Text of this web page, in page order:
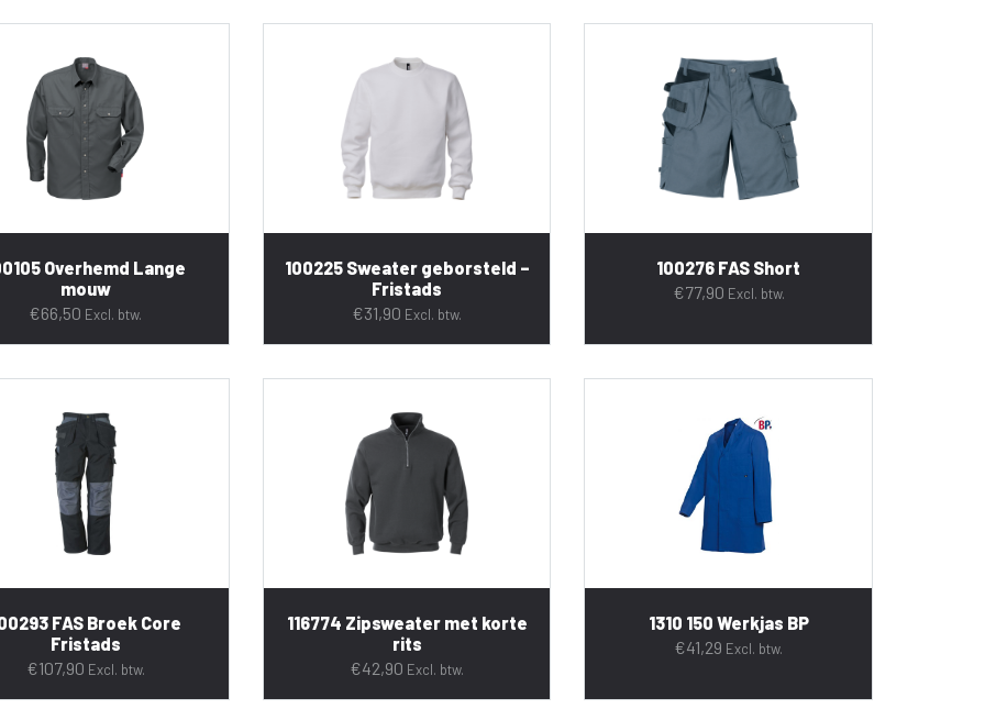
Overhemd Lange
mouw
€66,50 Excl. btw.
100225 Sweater geborsteld –
Fristads
€31,90 Excl. btw.
100276 FAS Short
€77,90 Excl. btw.
FAS Broek Core
Fristads
€107,90 Excl. btw.
116774 Zipsweater met korte
rits
€42,90 Excl. btw.
1310 150 Werkjas BP
€41,29 Excl. btw.